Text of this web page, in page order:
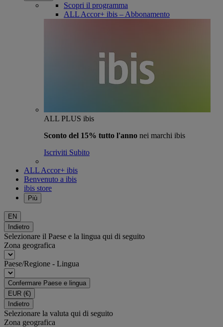
Scopri il programma
ALL Accor+ ibis – Abbonamento
ALL PLUS ibis
Sconto del 15% tutto l'anno nei marchi ibis
Iscriviti Subito
ALL Accor+ ibis
Benvenuto a ibis
ibis store
Più
EN
Indietro
Selezionare il Paese e la lingua qui di seguito
Zona geografica
Paese/Regione - Lingua
Confermare Paese e lingua
EUR (€)
Indietro
Selezionare la valuta qui di seguito
Zona geografica